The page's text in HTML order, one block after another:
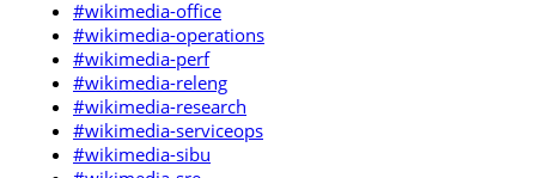
#wikimedia-office
#wikimedia-operations
#wikimedia-perf
#wikimedia-releng
#wikimedia-research
#wikimedia-serviceops
#wikimedia-sibu